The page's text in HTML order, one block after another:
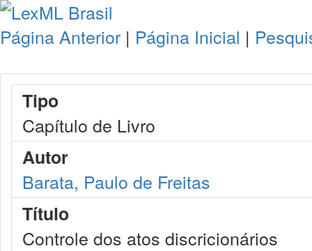
Página Anterior | Página Inicial |
Tipo
Capítulo de Livro
Autor
Barata, Paulo de Freitas
Título
Controle dos atos discricionários